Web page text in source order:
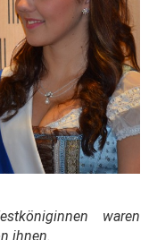
waren
ihnen.